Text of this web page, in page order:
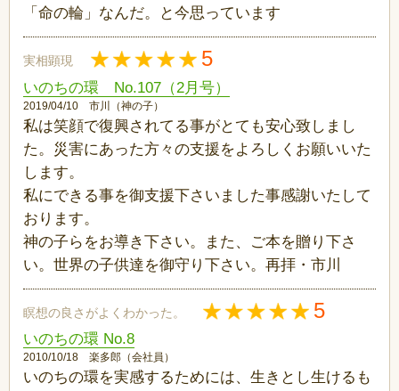
「命の輪」なんだ。と今思っています
実相顕現 5
いのちの環 No.107（2月号）
2019/04/10 市川（神の子）
私は笑顔で復興されてる事がとても安心致しまし
た。災害にあった方々の支援をよろしくお願いいた
します。
私にできる事を御支援下さいました事感謝いたして
おります。
神の子らをお導き下さい。また、ご本を贈り下さ
い。世界の子供達を御守り下さい。再拝・市川
瞑想の良さがよくわかった。 5
いのちの環 No.8
2010/10/18 楽多郎（会社員）
いのちの環を実感するためには、生きとし生けるも